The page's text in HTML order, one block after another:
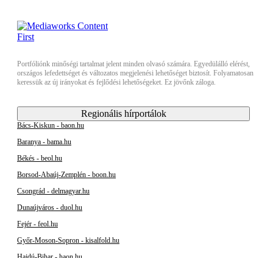
Portfóliónk minőségi tartalmat jelent minden olvasó számára. Egyedülálló elérést,
országos lefedettséget és változatos megjelenési lehetőséget biztosít. Folyamatosan
keressük az új irányokat és fejlődési lehetőségeket. Ez jövőnk záloga.
Regionális hírportálok
Bács-Kiskun - baon.hu
Baranya - bama.hu
Békés - beol.hu
Borsod-Abaúj-Zemplén - boon.hu
Csongrád - delmagyar.hu
Dunaújváros - duol.hu
Fejér - feol.hu
Győr-Moson-Sopron - kisalfold.hu